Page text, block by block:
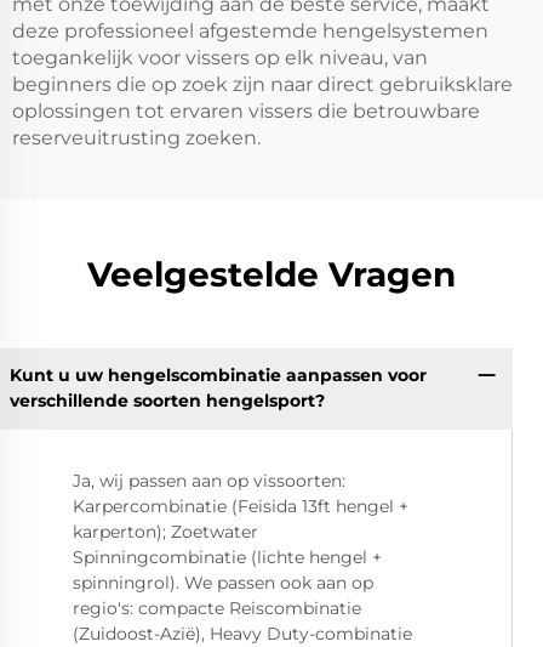
deze professioneel afgestemde hengelsystemen
toegankelijk voor vissers op elk niveau, van
beginners die op zoek zijn naar direct gebruiksklare
oplossingen tot ervaren vissers die betrouwbare
reserveuitrusting zoeken.
Veelgestelde Vragen
Kunt u uw hengelscombinatie aanpassen voor
verschillende soorten hengelsport?
Ja, wij passen aan op vissoorten:
Karpercombinatie (Feisida 13ft hengel +
karperton); Zoetwater
Spinningcombinatie (lichte hengel +
spinningrol). We passen ook aan op
regio's: compacte Reiscombinatie
(Zuidoost-Azië), Heavy Duty-combinatie